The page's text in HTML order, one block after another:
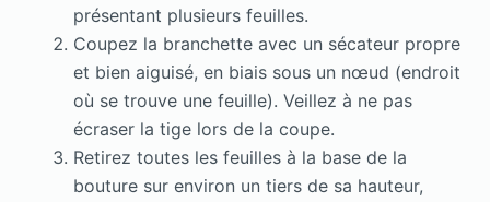
présentant plusieurs feuilles.
Coupez la branchette avec un sécateur propre
et bien aiguisé, en biais sous un nœud (endroit
où se trouve une feuille). Veillez à ne pas
écraser la tige lors de la coupe.
Retirez toutes les feuilles à la base de la
bouture sur environ un tiers de sa hauteur,